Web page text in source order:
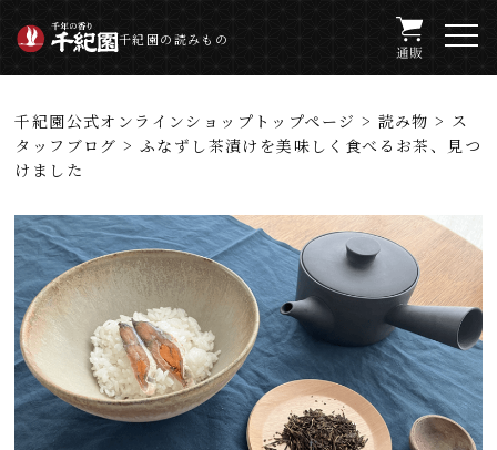
千紀園の読みもの
千紀園公式オンラインショップトップページ > 読み物 > ス
タッフブログ > ふなずし茶漬けを美味しく食べるお茶、見つ
けました